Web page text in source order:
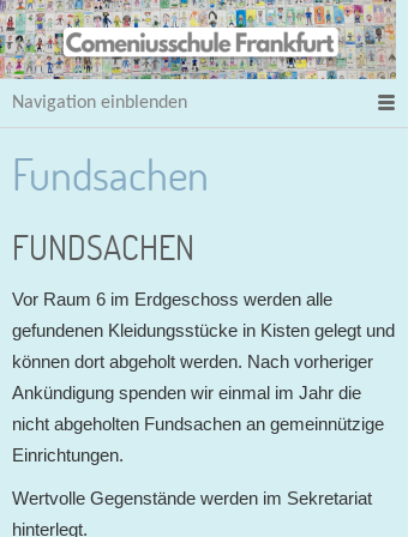
Navigation einblenden
Fundsachen
FUNDSACHEN
Vor Raum 6 im Erdgeschoss werden alle
gefundenen Kleidungsstücke in Kisten gelegt und
können dort abgeholt werden. Nach vorheriger
Ankündigung spenden wir einmal im Jahr die
nicht abgeholten Fundsachen an gemeinnützige
Einrichtungen.
Wertvolle Gegenstände werden im Sekretariat
hinterlegt.